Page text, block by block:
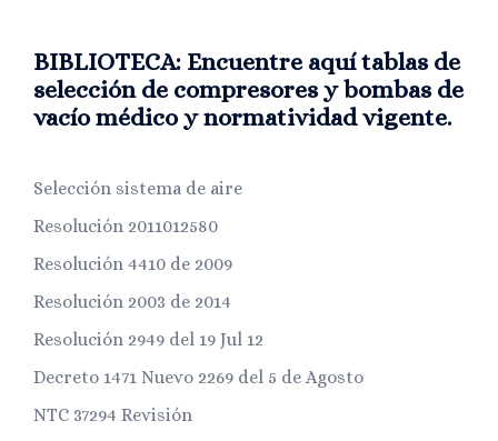
BIBLIOTECA: Encuentre aquí tablas de
selección de compresores y bombas de
vacío médico y normatividad vigente.
Selección sistema de aire
Resolución 2011012580
Resolución 4410 de 2009
Resolución 2003 de 2014
Resolución 2949 del 19 Jul 12
Decreto 1471 Nuevo 2269 del 5 de Agosto
NTC 37294 Revisión